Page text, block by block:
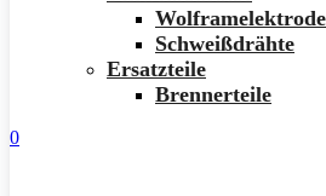
Schweißdrähte
Ersatzteile
Brennerteile
0